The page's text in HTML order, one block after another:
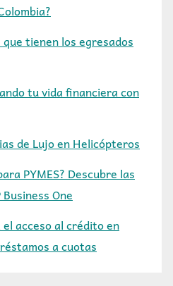
tienen los egresados
tu vida financiera con
de Lujo en Helicópteros
PYMES? Descubre las
One
acceso al crédito en
a cuotas